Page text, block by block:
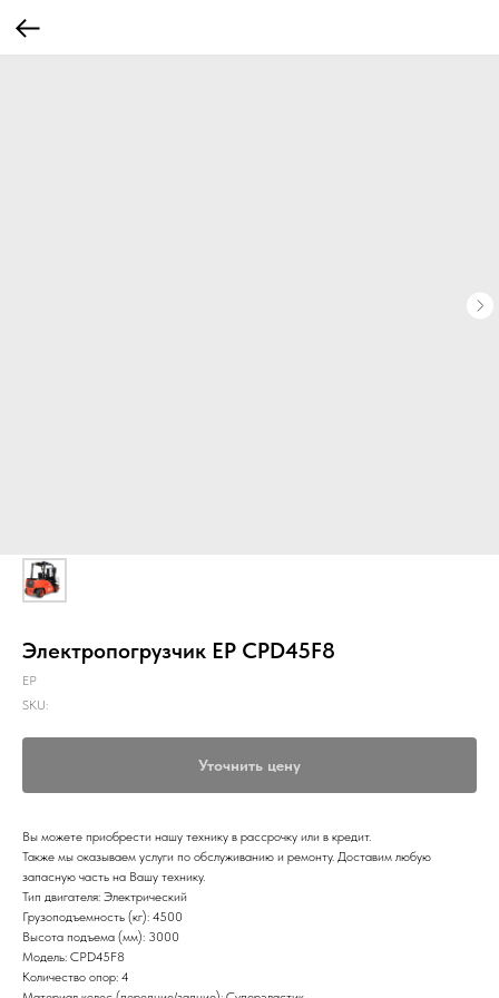
Электропогрузчик EP CPD45F8
EP
SKU:
Уточнить цену
Вы можете приобрести нашу технику в рассрочку или в кредит.
Также мы оказываем услуги по обслуживанию и ремонту. Доставим любую
запасную часть на Вашу технику.
Тип двигателя: Электрический
Грузоподъемность (кг): 4500
Высота подъема (мм): 3000
Модель: CPD45F8
Количество опор: 4